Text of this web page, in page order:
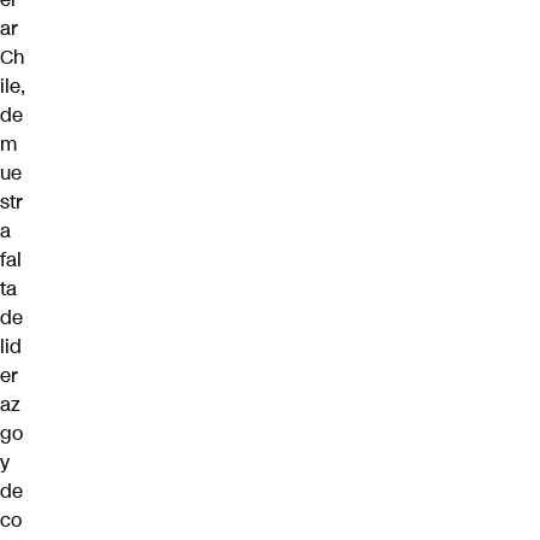
ar
Ch
ile,
de
m
ue
str
a
fal
ta
de
lid
er
az
go
y
de
co